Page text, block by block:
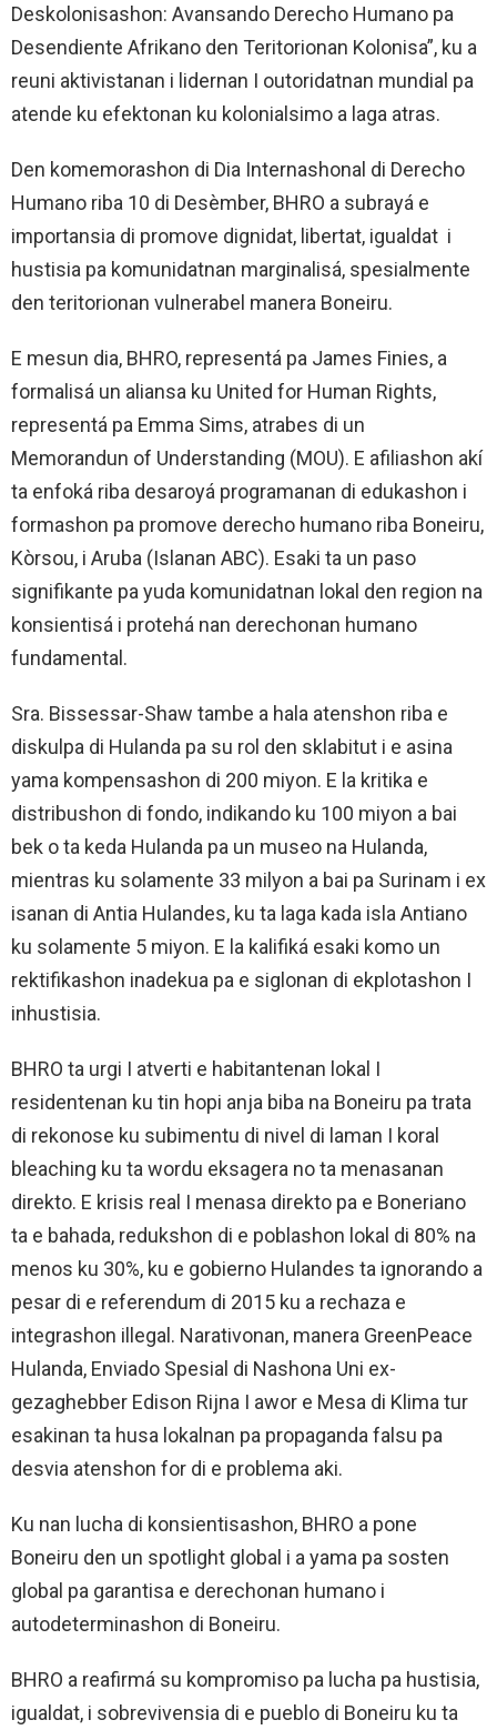
Deskolonisashon: Avansando Derecho Humano pa
Desendiente Afrikano den Teritorionan Kolonisa”, ku a
reuni aktivistanan i lidernan I outoridatnan mundial pa
atende ku efektonan ku kolonialsimo a laga atras.
Den komemorashon di Dia Internashonal di Derecho
Humano riba 10 di Desèmber, BHRO a subrayá e
importansia di promove dignidat, libertat, igualdat i
hustisia pa komunidatnan marginalisá, spesialmente
den teritorionan vulnerabel manera Boneiru.
E mesun dia, BHRO, representá pa James Finies, a
formalisá un aliansa ku United for Human Rights,
representá pa Emma Sims, atrabes di un
Memorandun of Understanding (MOU). E afiliashon akí
ta enfoká riba desaroyá programanan di edukashon i
formashon pa promove derecho humano riba Boneiru,
Kòrsou, i Aruba (Islanan ABC). Esaki ta un paso
signifikante pa yuda komunidatnan lokal den region na
konsientisá i protehá nan derechonan humano
fundamental.
Sra. Bissessar-Shaw tambe a hala atenshon riba e
diskulpa di Hulanda pa su rol den sklabitut i e asina
yama kompensashon di 200 miyon. E la kritika e
distribushon di fondo, indikando ku 100 miyon a bai
bek o ta keda Hulanda pa un museo na Hulanda,
mientras ku solamente 33 milyon a bai pa Surinam i ex
isanan di Antia Hulandes, ku ta laga kada isla Antiano
ku solamente 5 miyon. E la kalifiká esaki komo un
rektifikashon inadekua pa e siglonan di ekplotashon I
inhustisia.
BHRO ta urgi I atverti e habitantenan lokal I
residentenan ku tin hopi anja biba na Boneiru pa trata
di rekonose ku subimentu di nivel di laman I koral
bleaching ku ta wordu eksagera no ta menasanan
direkto. E krisis real I menasa direkto pa e Boneriano
ta e bahada, redukshon di e poblashon lokal di 80% na
menos ku 30%, ku e gobierno Hulandes ta ignorando a
pesar di e referendum di 2015 ku a rechaza e
integrashon illegal. Narativonan, manera GreenPeace
Hulanda, Enviado Spesial di Nashona Uni ex-
gezaghebber Edison Rijna I awor e Mesa di Klima tur
esakinan ta husa lokalnan pa propaganda falsu pa
desvia atenshon for di e problema aki.
Ku nan lucha di konsientisashon, BHRO a pone
Boneiru den un spotlight global i a yama pa sosten
global pa garantisa e derechonan humano i
autodeterminashon di Boneiru.
BHRO a reafirmá su kompromiso pa lucha pa hustisia,
igualdat, i sobrevivensia di e pueblo di Boneiru ku ta